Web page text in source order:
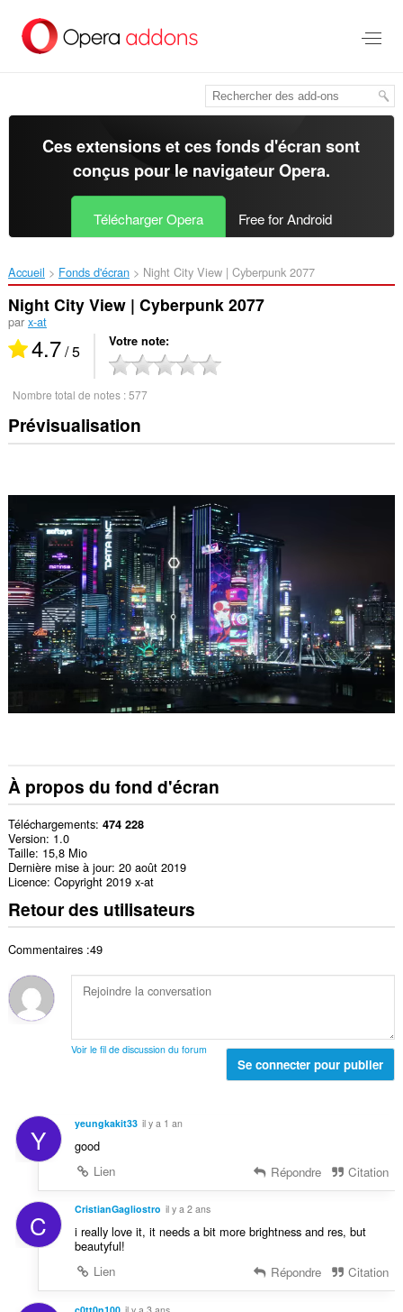
contenu
Ces extensions et ces fonds d'écran sont
conçus pour le navigateur Opera.
Télécharger Opera Free for Android
Accueil Fonds d'écran Night City View | Cyberpunk 2077‎
Night City View | Cyberpunk 2077
par x-at
4.7/ 5 Votre note
Nombre total de notes :577
Prévisualisation
À propos du fond d'écran
Téléchargements 474 228
Version 1.0
Taille 15,8 Mio
Dernière mise à jour 20 août 2019
Licence Copyright 2019 x-at
Retour des utilisateurs
Commentaires :49
Voir le fil de discussion du forum
Se connecter pour publier
Y yeungkakit33 il y a 1 an
good
Lien
Répondre Citation
C CristianGagliostro il y a 2 ans
i really love it, it needs a bit more brightness and res, but
beautyful!
Lien
Répondre Citation